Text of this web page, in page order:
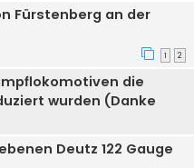
Fürstenberg an der
1 2
die
wurden (Danke
Deutz 122 Gauge